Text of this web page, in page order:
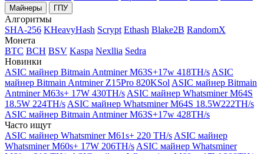
Майнеры ГПУ
Алгоритмы
SHA-256 KHeavyHash Scrypt Ethash Blake2B RandomX
Монета
BTC BCH BSV Kaspa Nexllia Sedra
Новинки
ASIC майнер Bitmain Antminer M63S+17w 418TH/s ASIC
майнер Bitmain Antminer Z15Pro 820KSol ASIC майнер Bitmain
Antminer M63s+ 17W 430TH/s ASIC майнер Whatsminer M64S
18.5W 224TH/s ASIC майнер Whatsminer M64S 18.5W222TH/s
ASIC майнер Bitmain Antminer M63S+17w 428TH/s
Часто ищут
ASIC майнер Whatsminer M61s+ 220 TH/s ASIC майнер
Whatsminer M60s+ 17W 206TH/s ASIC майнер Whatsminer